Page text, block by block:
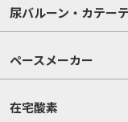
尿バルーン・カテー
ペースメーカー
在宅酸素